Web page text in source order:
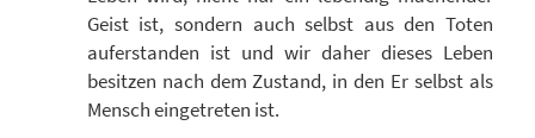
Geist ist, sondern auch selbst aus den Toten
auferstanden ist und wir daher dieses Leben
besitzen nach dem Zustand, in den Er selbst als
Mensch eingetreten ist.